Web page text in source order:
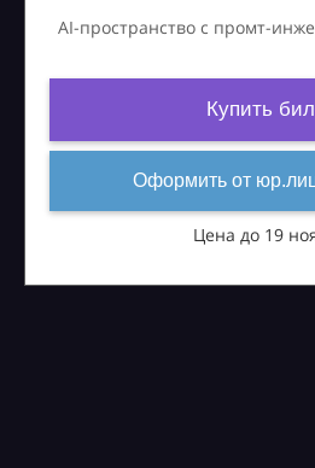
AI-пространство с промт-
Купить
Оформить от
Цена до 19